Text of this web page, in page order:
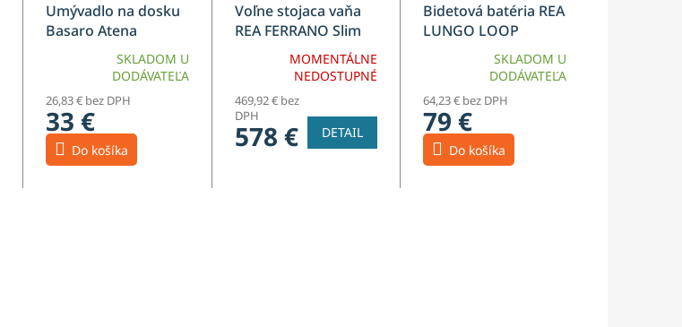
Umývadlo na dosku
Basaro Atena
SKLADOM U
DODÁVATEĽA
26,83 € bez DPH
33 €
Do košíka
Voľne stojaca vaňa
REA FERRANO Slim
MOMENTÁLNE
NEDOSTUPNÉ
469,92 € bez
DPH
578 € DETAIL
Bidetová batéria REA
LUNGO LOOP
SKLADOM U
DODÁVATEĽA
64,23 € bez DPH
79 €
Do košíka